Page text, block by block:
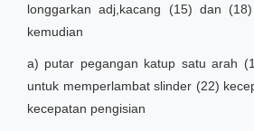
longgarkan adj,kacang (15) dan
kemudian
a) putar pegangan katup satu arah
untuk memperlambat slinder (22)
kecepatan pengisian